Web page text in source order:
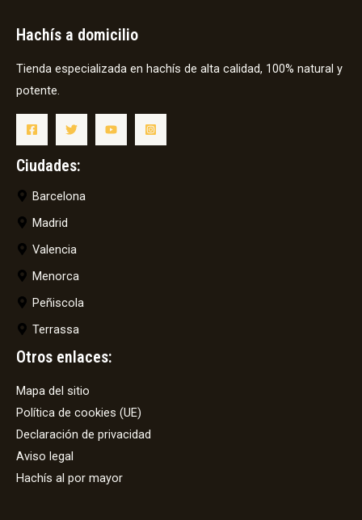
Hachís a domicilio
Tienda especializada en hachís de alta calidad, 100% natural y
potente.
Ciudades:
Barcelona
Madrid
Valencia
Menorca
Peñiscola
Terrassa
Otros enlaces:
Mapa del sitio
Política de cookies (UE)
Declaración de privacidad
Aviso legal
Hachís al por mayor